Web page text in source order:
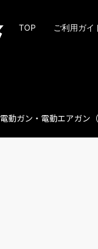
TOP ご利用ガイ
電動ガン・電動エアガン